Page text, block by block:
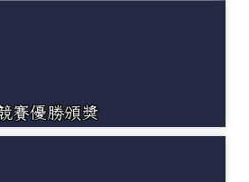
賽優勝頒獎